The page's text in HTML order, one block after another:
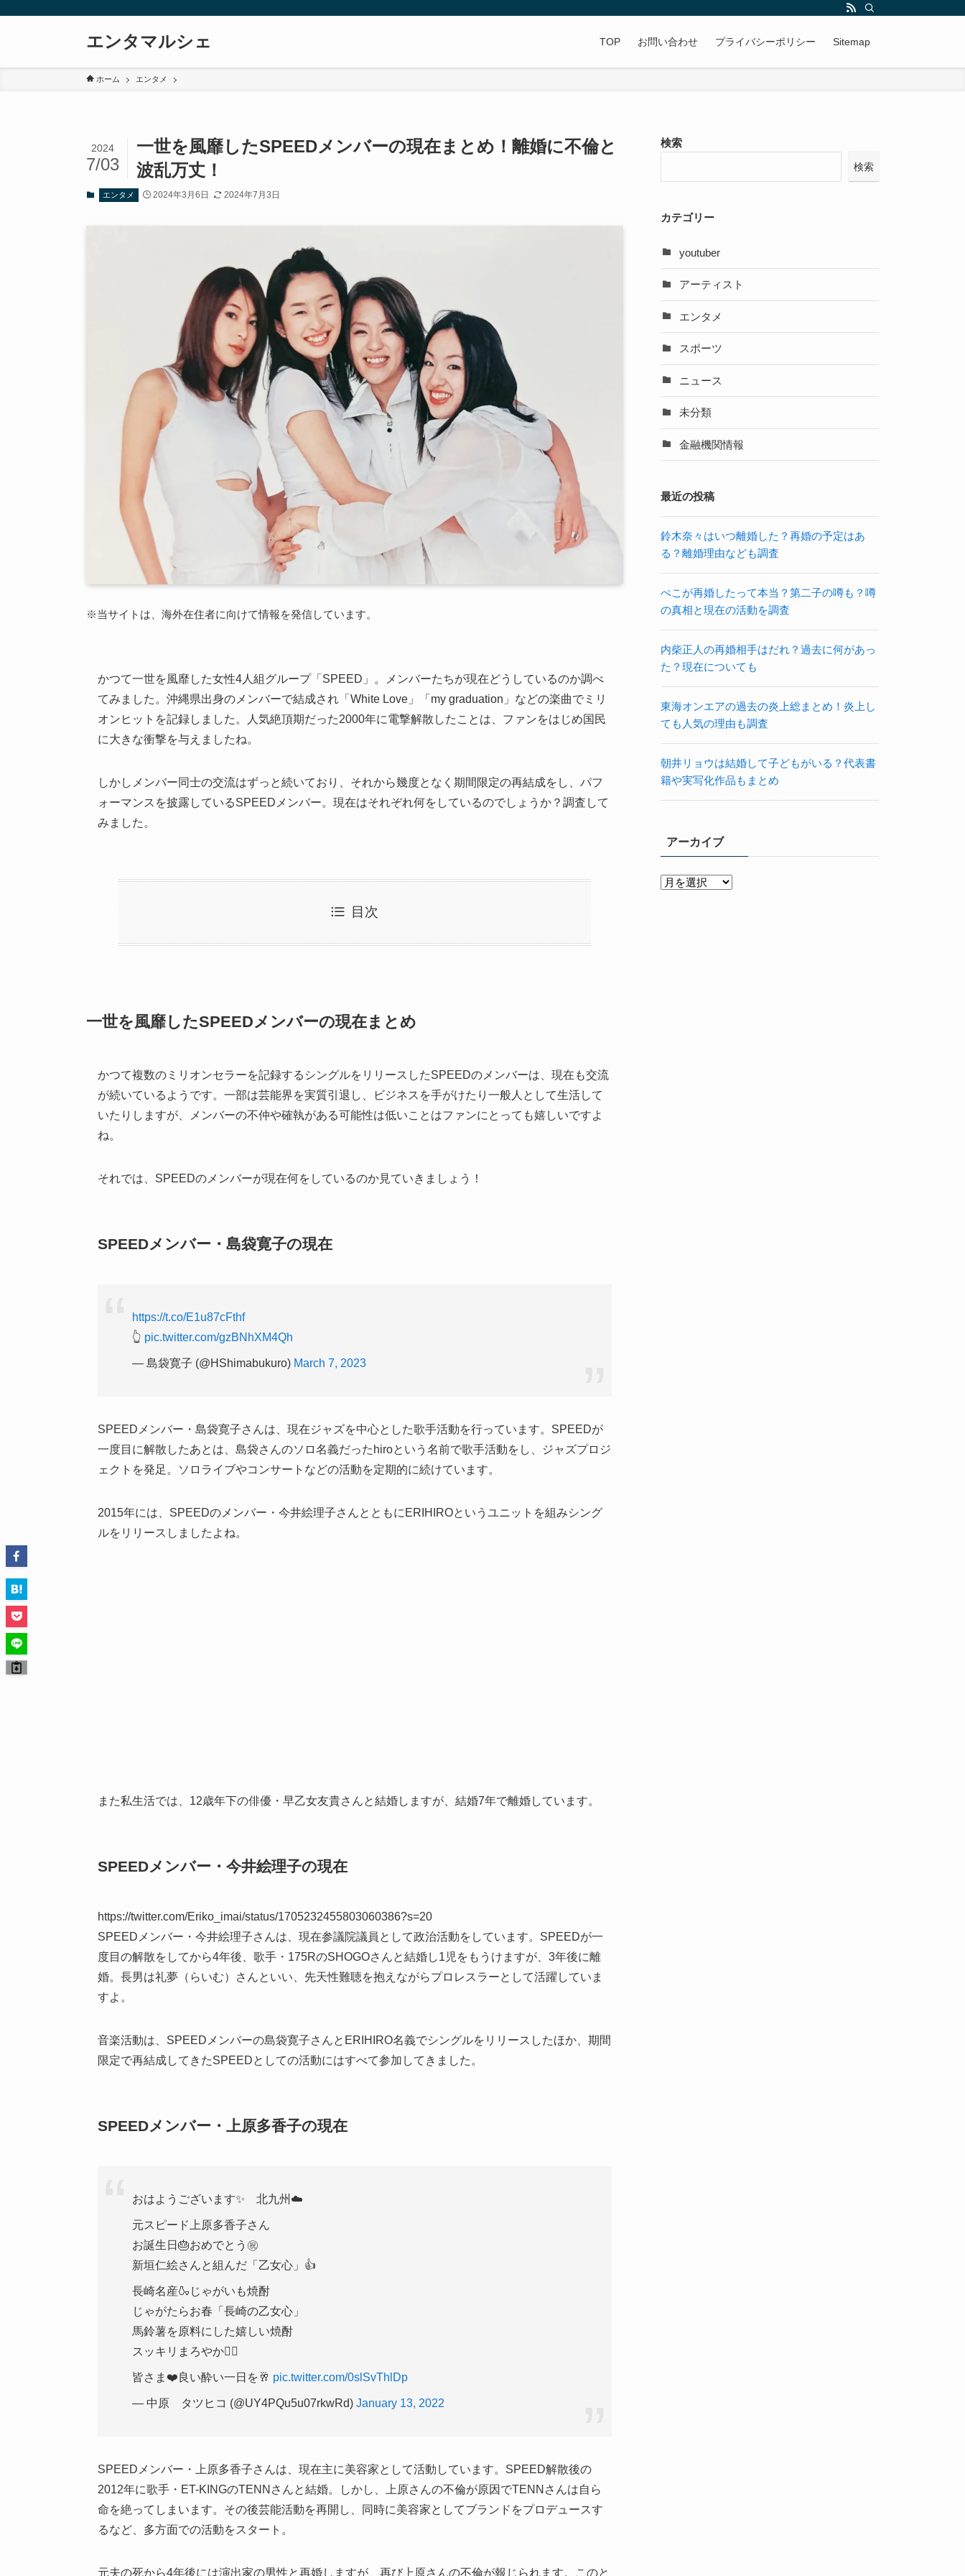
エンタマルシェ TOP お問い合わせ プライバシーポリシー Sitemap
ホーム エンタメ
一世を風靡したSPEEDメンバーの現在まとめ！離婚に不倫と
波乱万丈！
2024
7/03
エンタメ 2024年3月6日 2024年7月3日
※当サイトは、海外在住者に向けて情報を発信しています。
かつて一世を風靡した女性4 人組グループ「 SPEED 」。メンバーたちが現在どうしているのか調べ
てみました。沖縄県出身のメンバーで結成され「 White Love 」「 my graduation 」などの楽曲でミリ
オンヒットを記録しました。人気絶頂期だった2000年に電撃解散したことは、ファンをはじめ国民
に大きな衝撃を与えましたね。
しかしメンバー同士の交流はずっと続いており、それから幾度となく期間限定の再結成をし、パフ
ォーマンスを披露しているSPEED メンバー。現在はそれぞれ何をしているのでしょうか？調査して
みました。
目次
一世を風靡したSPEEDメンバーの現在まとめ
かつて複数のミリオンセラーを記録するシングルをリリースしたSPEEDのメンバーは、現在も交流
が続いているようです。一部は芸能界を実質引退し、ビジネスを手がけたり一般人として生活して
いたりしますが、メンバーの不仲や確執がある可能性は低いことはファンにとっても嬉しいですよ
ね。
それでは、 SPEEDのメンバーが現在何をしているのか見ていきましょう！
SPEEDメンバー・島袋寛子の現在
https://t.co/E1u87cFthf
👆 pic.twitter.com/gzBNhXM4Qh
— 島袋寛子 (@HShimabukuro) March 7, 2023
SPEED メンバー・島袋寛子さんは、現在ジャズを中心とした歌手活動を行っています。 SPEEDが
一度目に解散したあとは、島袋さんのソロ名義だった hiroという名前で歌手活動をし、ジャズプロジ
ェクトを発足。ソロライブやコンサートなどの活動を定期的に続けています。
2015年には、 SPEEDのメンバー・今井絵理子さんとともに ERIHIROというユニットを組みシング
ルをリリースしましたよね。
また私生活では、 12歳年下の俳優・早乙女友貴さんと結婚しますが、結婚7年で離婚しています。
SPEEDメンバー・今井絵理子の現在
https://twitter.com/Eriko_imai/status/1705232455803060386?s=20
SPEED メンバー・今井絵理子さんは、現在参議院議員として政治活動をしています。 SPEEDが一
度目の解散をしてから4年後、歌手・ 175RのSHOGOさんと結婚し1 児をもうけますが、 3年後に離
婚。長男は礼夢（らいむ）さんといい、先天性難聴を抱えながらプロレスラーとして活躍していま
すよ。
音楽活動は、 SPEED メンバーの島袋寛子さんと ERIHIRO名義でシングルをリリースしたほか、期間
限定で再結成してきたSPEEDとしての活動にはすべて参加してきました。
SPEEDメンバー・上原多香子の現在
おはようございます✨ 北九州☁️
元スピード上原多香子さん
お誕生日🎂おめでとう㊗️
新垣仁絵さんと組んだ「乙女心」👍
長崎名産🍶じゃがいも焼酎
じゃがたらお春「長崎の乙女心」
馬鈴薯を原料にした嬉しい焼酎
スッキリまろやか🙆‍♂️
皆さま❤️良い酔い一日を🥂 pic.twitter.com/0slSvThlDp
— 中原 タツヒコ (@UY4PQu5u07rkwRd) January 13, 2022
SPEED メンバー・上原多香子さんは、現在主に美容家として活動しています。 SPEED解散後の
2012年に歌手・ ET-KINGのTENN さんと結婚。しかし、上原さんの不倫が原因でTENN さんは自ら
命を絶ってしまいます。その後芸能活動を再開し、同時に美容家としてブランドをプロデュースす
るなど、多方面での活動をスタート。
元夫の死から4年後には演出家の男性と再婚しますが、再び上原さんの不倫が報じられます。このと
検索
検索
カテゴリー
youtuber
アーティスト
エンタメ
スポーツ
ニュース
未分類
金融機関情報
最近の投稿
鈴木奈々はいつ離婚した？再婚の予定はあ
る？離婚理由なども調査
ぺこが再婚したって本当？第二子の噂も？噂
の真相と現在の活動を調査
内柴正人の再婚相手はだれ？過去に何があっ
た？現在についても
東海オンエアの過去の炎上総まとめ！炎上し
ても人気の理由も調査
朝井リョウは結婚して子どもがいる？代表書
籍や実写化作品もまとめ
アーカイブ
ア